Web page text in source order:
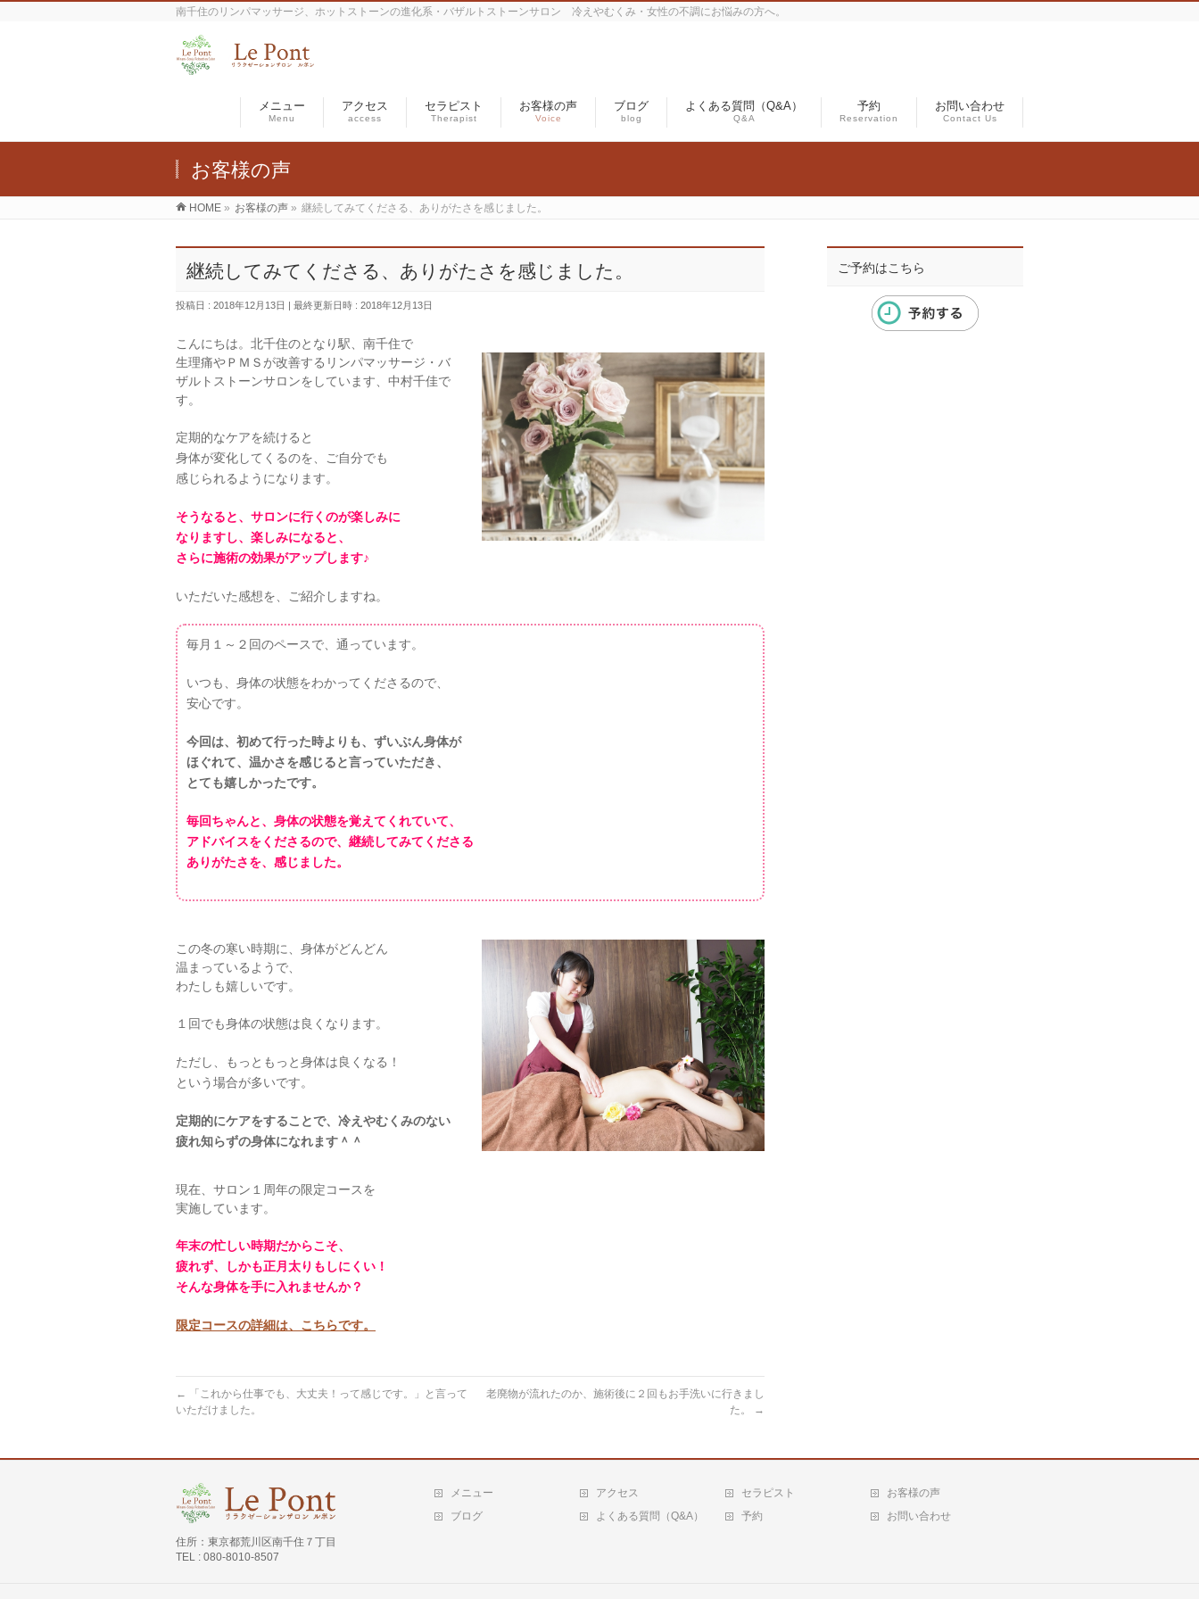
南千住のリンパマッサージ、ホットストーンの進化系・バザルトストーンサロン 冷えやむくみ・女性の不調にお悩みの方へ。
メニュー
Menu
アクセス
access
セラピスト
Therapist
お客様の声
Voice
ブログ
blog
よくある質問（Q&A）
Q&A
予約
Reservation
お問い合わせ
Contact Us
お客様の声
HOME » お客様の声 » 継続してみてくださる、ありがたさを感じました。
継続してみてくださる、ありがたさを感じました。
投稿日 : 2018年12月13日 最終更新日時 : 2018年12月13日
こんにちは。北千住のとなり駅、南千住で
生理痛やＰＭＳが改善するリンパマッサージ・バ
ザルトストーンサロンをしています、中村千佳で
す。
定期的なケアを続けると
身体が変化してくるのを、ご自分でも
感じられるようになります。
そうなると、サロンに行くのが楽しみに
なりますし、楽しみになると、
さらに施術の効果がアップします♪
いただいた感想を、ご紹介しますね。
毎月１～２回のペースで、通っています。
いつも、身体の状態をわかってくださるので、
安心です。
今回は、初めて行った時よりも、ずいぶん身体が
ほぐれて、温かさを感じると言っていただき、
とても嬉しかったです。
毎回ちゃんと、身体の状態を覚えてくれていて、
アドバイスをくださるので、継続してみてくださる
ありがたさを、感じました。
この冬の寒い時期に、身体がどんどん
温まっているようで、
わたしも嬉しいです。
１回でも身体の状態は良くなります。
ただし、もっともっと身体は良くなる！
という場合が多いです。
定期的にケアをすることで、冷えやむくみのない
疲れ知らずの身体になれます＾＾
現在、サロン１周年の限定コースを
実施しています。
年末の忙しい時期だからこそ、
疲れず、しかも正月太りもしにくい！
そんな身体を手に入れませんか？
限定コースの詳細は、こちらです。
←
「これから仕事でも、大丈夫！って感じです。」と言って
いただけました。
老廃物が流れたのか、施術後に２回もお手洗いに行きまし
た。
→
ご予約はこちら
住所：東京都荒川区南千住７丁目
TEL : 080-8010-8507
メニュー アクセス セラピスト
お客様の声
ブログ
よくある質問（Q&A） 予約 お問い合わせ